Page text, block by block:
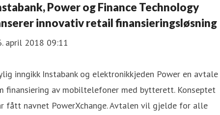
Power og Finance Technology
innovativ retail finansieringsløsning
april 2018 09:11
inngikk Instabank og elektronikkjeden Power en avtale
finansiering av mobiltelefoner med bytterett. Konseptet
fått navnet PowerXchange. Avtalen vil gjelde for alle